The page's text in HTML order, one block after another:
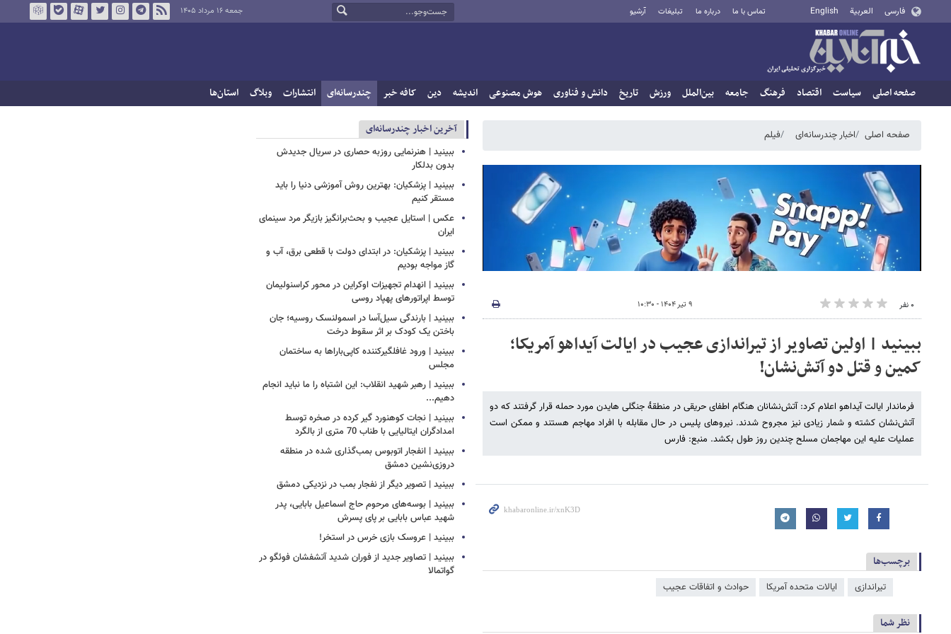
فارسی العربية English تماس با ما درباره ما تبلیغات آرشیو جمعه ۱۶ مرداد ۱۴۰۵
صفحه اصلی سیاست اقتصاد فرهنگ جامعه بین‌الملل ورزش تاریخ دانش و فناوری هوش مصنوعی اندیشه دین کافه خبر چندرسانه‌ای انتشارات وبلاگ استان‌ها
صفحه اصلی اخبار چندرسانه‌ای فیلم
۰ نفر ۹ تیر ۱۴۰۴ - ۱۰:۳۰
ببینید | اولین تصاویر از تیراندازی عجیب در ایالت آیداهو آمریکا؛
کمین و قتل دو آتش‌نشان!
فرماندار ایالت آیداهو اعلام کرد: آتش‌نشانان هنگام اطفای حریقی در منطقۀ جنگلی هایدن مورد حمله قرار گرفتند که دو
آتش‌نشان کشته و شمار زیادی نیز مجروح شدند. نیروهای پلیس در حال مقابله با افراد مهاجم هستند و ممکن است
عملیات علیه این مهاجمان مسلح چندین روز طول بکشد. منبع: فارس
برچسب‌ها
تیراندازی ایالات متحده آمریکا حوادث و اتفاقات عجیب
نظر شما
آخرین اخبار چندرسانه‌ای
ببینید | هنرنمایی روزبه حصاری در سریال جدیدش
بدون بدلکار
ببینید | پزشکیان: بهترین روش آموزشی دنیا را باید
مستقر کنیم
عکس | استایل عجیب و بحث‌برانگیز بازیگر مرد سینمای
ایران
ببینید | پزشکیان: در ابتدای دولت با قطعی برق، آب و
گاز مواجه بودیم
ببینید | انهدام تجهیزات اوکراین در محور کراسنولیمان
توسط اپراتورهای پهپاد روسی
ببینید | بارندگی سیل‌آسا در اسمولنسک روسیه؛ جان
باختن یک کودک بر اثر سقوط درخت
ببینید | ورود غافلگیرکننده کاپی‌باراها به ساختمان
مجلس
ببینید | رهبر شهید انقلاب: این اشتباه را ما نباید انجام
دهیم...
ببینید | نجات کوهنورد گیر کرده در صخره توسط
امدادگران ایتالیایی با طناب 70 متری از بالگرد
ببینید | انفجار اتوبوس بمب‌گذاری شده در منطقه
دروزی‌نشین دمشق
ببینید | تصویر دیگر از نفجار بمب در نزدیکی دمشق
ببینید | بوسه‌های مرحوم حاج اسماعیل بابایی، پدر
شهید عباس بابایی بر پای پسرش
ببینید | عروسک بازی خرس در استخر!
ببینید | تصاویر جدید از فوران شدید آتشفشان فوئگو در
گواتمالا